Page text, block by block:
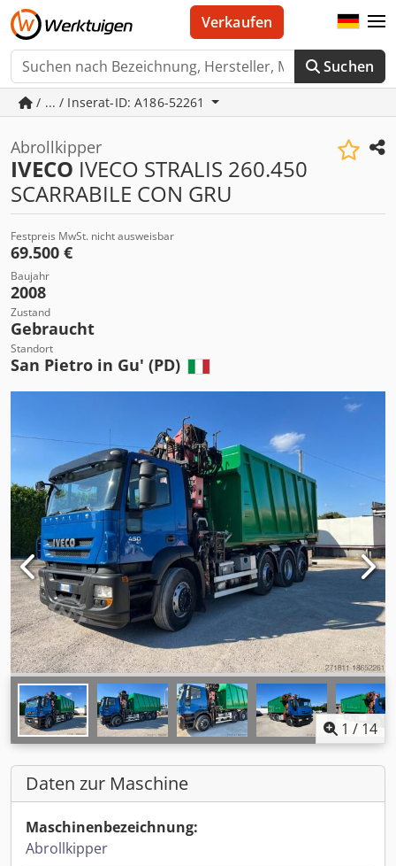
Suchen
Verkaufen
/ ... / Inserat-ID: A186-52261
Abrollkipper
IVECO IVECO STRALIS 260.450
SCARRABILE CON GRU
Festpreis MwSt. nicht ausweisbar
69.500 €
Baujahr
2008
Zustand
Gebraucht
Standort
San Pietro in Gu' (PD)
1 / 14
Daten zur Maschine
Maschinenbezeichnung:
Abrollkipper